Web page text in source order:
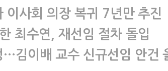
이사회 의장 복귀 7년만 추진
최수연, 재선임 절차 돌입
…김이배 교수 신규선임 안건